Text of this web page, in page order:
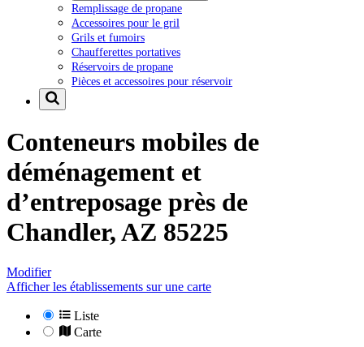
Remplissage de propane
Accessoires pour le gril
Grils et fumoirs
Chaufferettes portatives
Réservoirs de propane
Pièces et accessoires pour réservoir
Conteneurs mobiles de
déménagement et
d’entreposage près de
Chandler, AZ 85225
Modifier
Afficher les établissements sur une carte
Liste
Carte